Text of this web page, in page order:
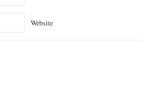
Website